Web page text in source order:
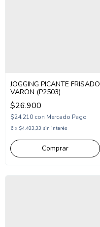
JOGGING PICANTE FRISADO
VARON (P2503)
$26.900
$24.210 con Mercado Pago
6 x $4.483,33 sin interés
Comprar